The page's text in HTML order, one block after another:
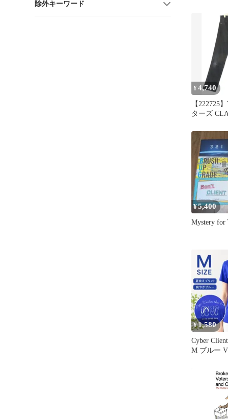
除外キーワード
¥4,740
【222725
ターズ CLASSIC 5
PANTS ブ
メンズ ・L STDP0001B
¥5,400
Mystery for
¥1,580
Cyber
M ブルー